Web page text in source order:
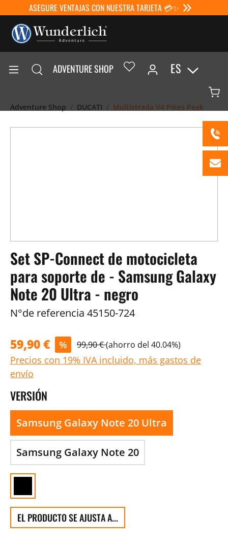
ASEGURE VENTAJAS CON NUESTRA TARJETA 💳✨
ADVENTURE SHOP ES
Adventure Shop DUCATI Multistrada V4 Pikes Peak
Set SP-Connect de motocicleta
para soporte de - Samsung Galaxy
Note 20 Ultra - negro
N°de referencia 45150-724
59,90 € % 99,90 €(ahorro del 40.04%)
Precios con 19% IVA incluido, más gastos de
envío
VERSIÓN
Samsung Galaxy Note 20 Ultra
Samsung Galaxy Note 20
EL PRODUCTO SE AJUSTA A...